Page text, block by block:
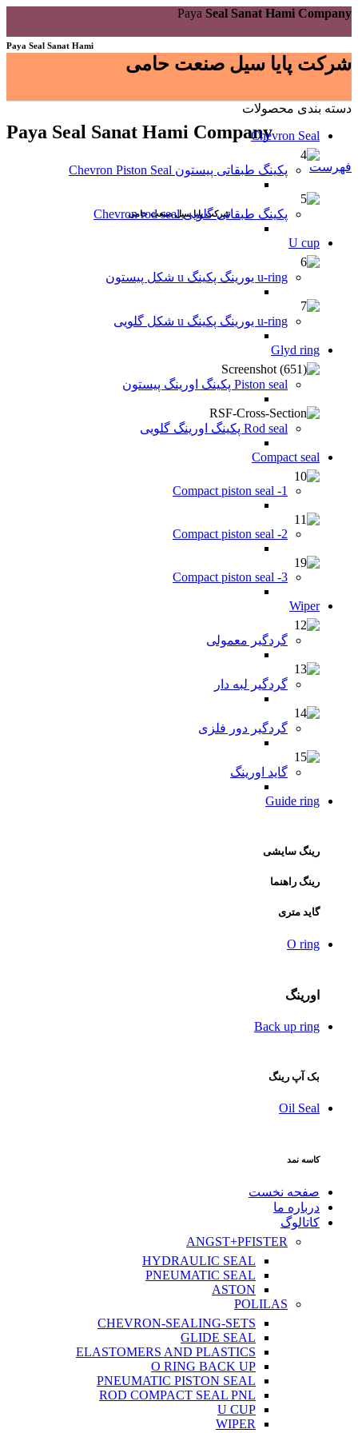
Paya Seal Sanat Hami Company
شرکت پایا سیل صنعت حامی
Paya Seal Sanat Hami Company
فهرست
شرکت پایا سیل صنعت حامی
دسته بندی محصولات
Chevron Seal
پکینگ طبقاتی پیستون Chevron Piston Seal
پکینگ طبقاتی گلویی Chevron rod seal
U cup
u-ring یورینگ پکینگ u شکل پیستون
u-ring یورینگ پکینگ u شکل گلویی
Glyd ring
Piston seal پکینگ اورینگ پیستون
Rod seal پکینگ اورینگ گلویی
Compact seal
Compact piston seal -1
Compact piston seal -2
Compact piston seal -3
Wiper
گردگیر معمولی
گردگیر لبه دار
گردگیر دور فلزی
گاید اورینگ
Guide ring
رینگ سایشی
رینگ راهنما
گاید متری
O ring
اورینگ
Back up ring
بک آپ رینگ
Oil Seal
کاسه نمد
صفحه نخست
درباره ما
کاتالوگ
ANGST+PFISTER
HYDRAULIC SEAL
PNEUMATIC SEAL
ASTON
POLILAS
CHEVRON-SEALING-SETS
GLIDE SEAL
ELASTOMERS AND PLASTICS
O RING BACK UP
PNEUMATIC PISTON SEAL
ROD COMPACT SEAL PNL
U CUP
WIPER